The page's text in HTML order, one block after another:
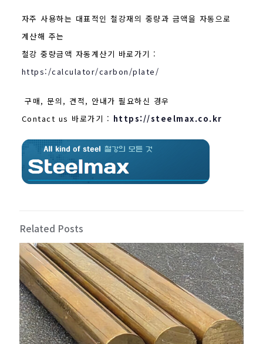
자주 사용하는 대표적인 철강재의 중량과 금액을 자동으로
계산해 주는
철강 중량금액 자동계산기 바로가기 :
https:/calculator/carbon/plate/
구매, 문의, 견적, 안내가 필요하신 경우
Contact us 바로가기 : https://steelmax.co.kr
Related Posts